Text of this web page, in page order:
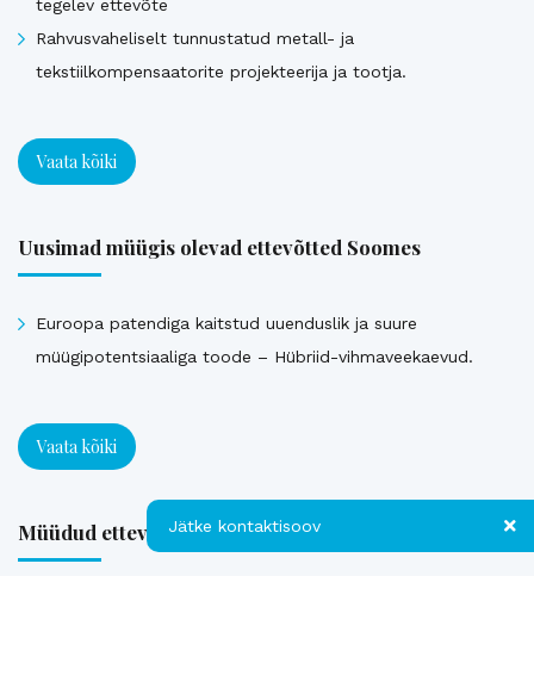
tegelev ettevõte
Rahvusvaheliselt tunnustatud metall- ja
tekstiilkompensaatorite projekteerija ja tootja.
Vaata kõiki
Uusimad müügis olevad ettevõtted Soomes
Euroopa patendiga kaitstud uuenduslik ja suure
müügipotentsiaaliga toode – Hübriid-vihmaveekaevud.
Vaata kõiki
Müüdud ettevõttedJätke kontaktisoov